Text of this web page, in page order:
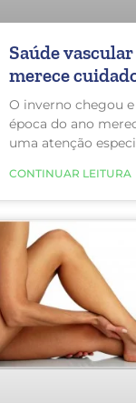
Saúde vascular
merece
especiais no
O inverno chegou e
época do ano
uma atenção
problemas
falta de
extremidades,
diabéticos. As baixas
temperaturas podem
causar
quem sofre com
arteriais.
CONTINUAR LEITURA